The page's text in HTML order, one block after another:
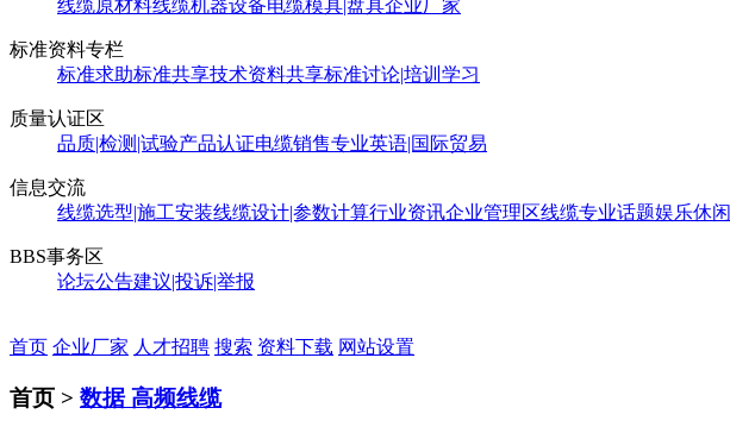
线缆原材料线缆机器设备电缆模具|盘具企业厂家
标准资料专栏
标准求助标准共享技术资料共享标准讨论|培训学习
质量认证区
品质|检测|试验产品认证电缆销售专业英语|国际贸易
信息交流
线缆选型|施工安装线缆设计|参数计算行业资讯企业管理区线缆专业话题娱乐休闲
BBS事务区
论坛公告建议|投诉|举报
首页 企业厂家 人才招聘 搜索 资料下载 网站设置
首页 > 数据 高频线缆